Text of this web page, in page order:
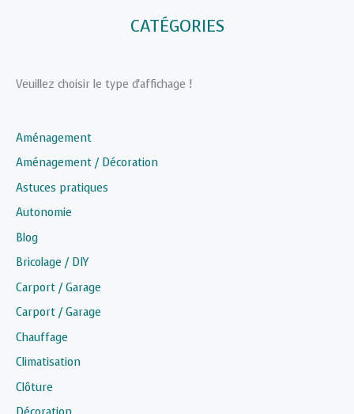
CATÉGORIES
Veuillez choisir le type d'affichage !
Aménagement
Aménagement / Décoration
Astuces pratiques
Autonomie
Blog
Bricolage / DIY
Carport / Garage
Carport / Garage
Chauffage
Climatisation
Clôture